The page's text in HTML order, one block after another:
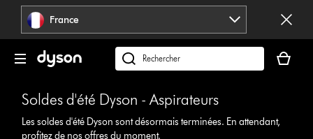
Sauter
pages
France
Rechercher
produits
panier
Soldes d'été Dyson - Aspirateurs
Les soldes d'été Dyson sont désormais terminées. En attendant,
profitez de nos offres du moment.